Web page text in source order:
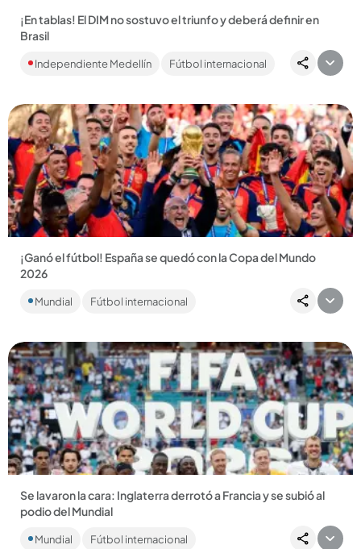
¡En tablas! El DIM no sostuvo el triunfo y deberá definir en
Brasil
El Rojo no logró mantener la ventaja y terminó empatando 2-
2 con Vasco da Gama, dejando la llave abierta para que todo
Independiente Medellín Fútbol internacional
Compartir Noticia
¡Ganó el fútbol! España se quedó con la Copa del Mundo
2026
Con España como campeona se nos acaba la cita mundial del
fútbol y en la que Argentina no logró el objetivo del
Mundial Fútbol internacional
Compartir Noticia
Se lavaron la cara: Inglaterra derrotó a Francia y se subió al
podio del Mundial
Inglaterra no se quiso ir con las manos vacías y venció a una
golpeada Francia 6-4 en el partido por el tercer lugar del...
Mundial Fútbol internacional